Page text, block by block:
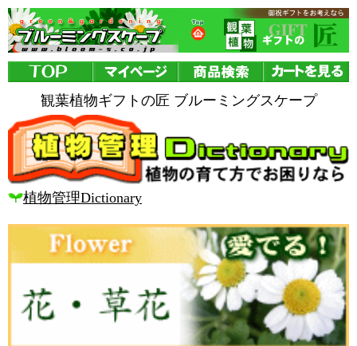
観葉植物ギフトの匠 ブルーミングスケープ
植物管理Dictionary